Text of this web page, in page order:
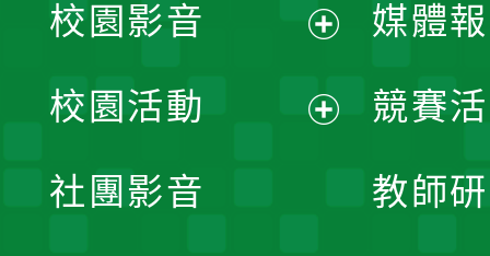
媒體
競賽
教師
校園影音
開
校園活動
社團影音